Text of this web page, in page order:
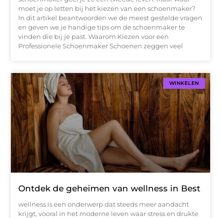
moet je op letten bij het kiezen van een schoenmaker?
In dit artikel beantwoorden we de meest gestelde vragen
en geven we je handige tips om de schoenmaker te
vinden die bij je past. Waarom Kiezen voor een
Professionele Schoenmaker Schoenen zeggen veel
WINKELEN
Ontdek de geheimen van wellness in Best
wellness is een onderwerp dat steeds meer aandacht
krijgt, vooral in het moderne leven waar stress en drukte